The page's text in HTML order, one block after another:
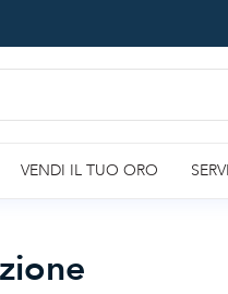
VENDI IL TUO ORO